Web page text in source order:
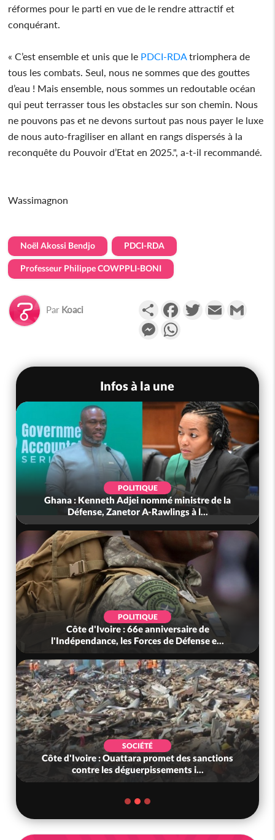
réformes pour le parti en vue de le rendre attractif et
conquérant.
« C’est ensemble et unis que le PDCI-RDA triomphera de
tous les combats. Seul, nous ne sommes que des gouttes
d’eau ! Mais ensemble, nous sommes un redoutable océan
qui peut terrasser tous les obstacles sur son chemin. Nous
ne pouvons pas et ne devons surtout pas nous payer le luxe
de nous auto-fragiliser en allant en rangs dispersés à la
reconquête du Pouvoir d’Etat en 2025.", a-t-il recommandé.
Wassimagnon
Noël Akossi Bendjo PDCI-RDA
Professeur Philippe COWPPLI-BONI
Par Koaci PartagerFacebookTwitterEmail
Messenger
Infos à la une
POLITIQUE
Cameroun : Décès à 86 ans de BAH Oumarou
Sanda pilier du conseil constituti...
SPORT
Côte d'Ivoire : De retour chez les Eléphants,
Renard : « Nous devons être e...
SOCIÉTÉ
Côte d'Ivoire : 02 gendarmes honorés, l'un
pour saisie significative d'arme...